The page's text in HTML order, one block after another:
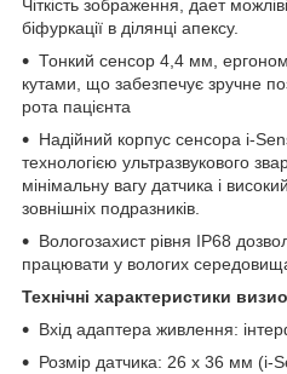
Чіткість зображення, дает
біфуркації в ділянці апексу.
Тонкий сенсор 4,4 мм,
кутами, що забезпечує зручне
рота пацієнта
Надійний корпус сенсора i-
технологією ультразвукового
мінімальну вагу датчика і
зовнішніх подразників.
Вологозахист рівня IP68
працювати у вологих
Технічні характеристики
Вхід адаптера живлення:
Розмір датчика: 26 х 36 мм (i-